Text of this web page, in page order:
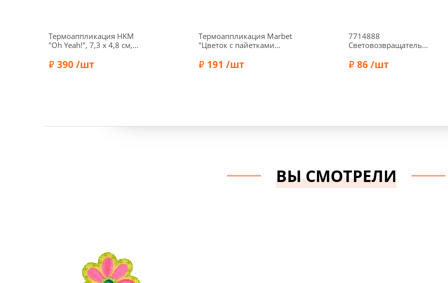
Термоаппликация HKM
"Oh Yeah!", 7,3 х 4,8 см,
390 /шт
Термоаппликация Marbet
"Цветок с пайетками
191 /шт
7714888
Световозвращатель
цвет желтый
86 /шт
ВЫ СМОТРЕЛИ